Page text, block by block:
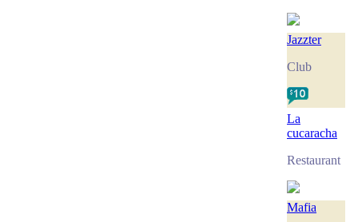
Jazzter
Club
La
cucaracha
Restaurant
Mafia